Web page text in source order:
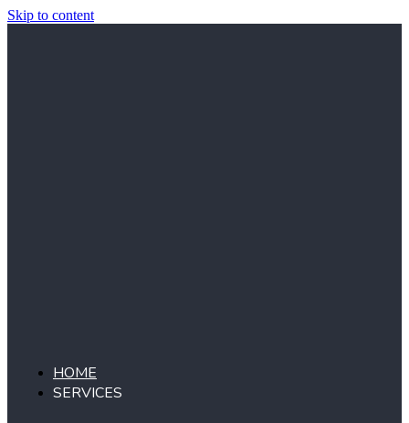
Skip to content
HOME
SERVICES